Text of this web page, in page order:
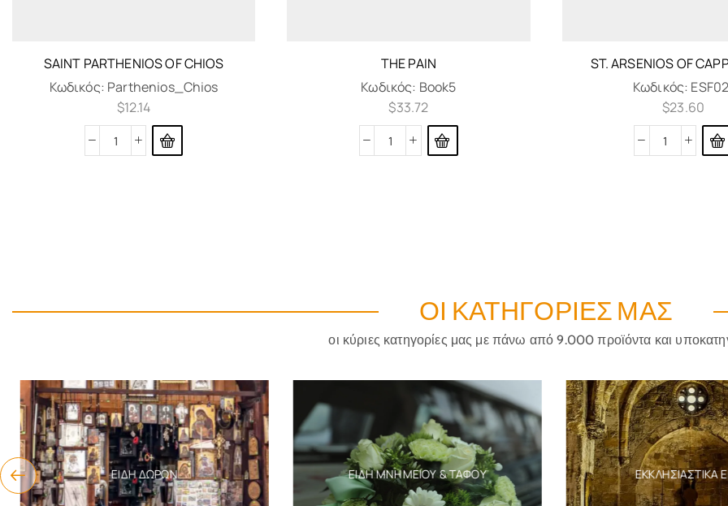
SAINT PARTHENIOS OF CHIOS
Κωδικός: Parthenios_Chios
$12.14
THE PAIN
Κωδικός: Book5
$33.72
ST. ARSENIOS OF
Κωδικός:
$23.60
ΟΙ ΚΑΤΗΓΟΡΊΕΣ ΜΑΣ
οι κύριες κατηγορίες μας με πάνω από 9.000 προϊόντα και
ΕΊΔΗ ΔΏΡΩΝ ΕΊΔΗ ΜΝΗΜΕΊΟΥ & ΤΆΦΟΥ ΕΚΚΛΗΣΙΑΣΤΙΚΆ